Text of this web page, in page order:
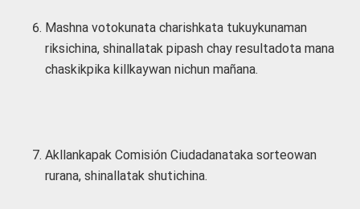
Mashna votokunata charishkata tukuykunaman
riksichina, shinallatak pipash chay resultadota mana
chaskikpika killkaywan nichun mañana.
Akllankapak Comisión Ciudadanataka sorteowan
rurana, shinallatak shutichina.